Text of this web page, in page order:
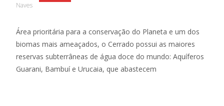
Naves
Área prioritária para a conservação do Planeta e um dos
biomas mais ameaçados, o Cerrado possui as maiores
reservas subterrâneas de água doce do mundo: Aquíferos
Guarani, Bambuí e Urucaia, que abastecem